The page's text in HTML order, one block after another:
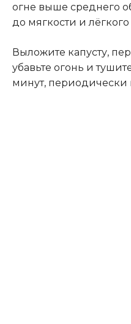
огне выше среднего
до мягкости и
Выложите капусту,
убавьте огонь и
минут,